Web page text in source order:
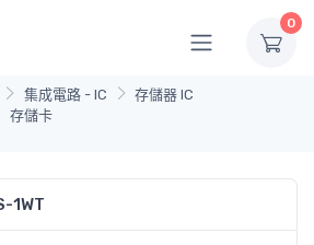
0
集成電路 - IC
存儲器 IC
存儲卡
1WT